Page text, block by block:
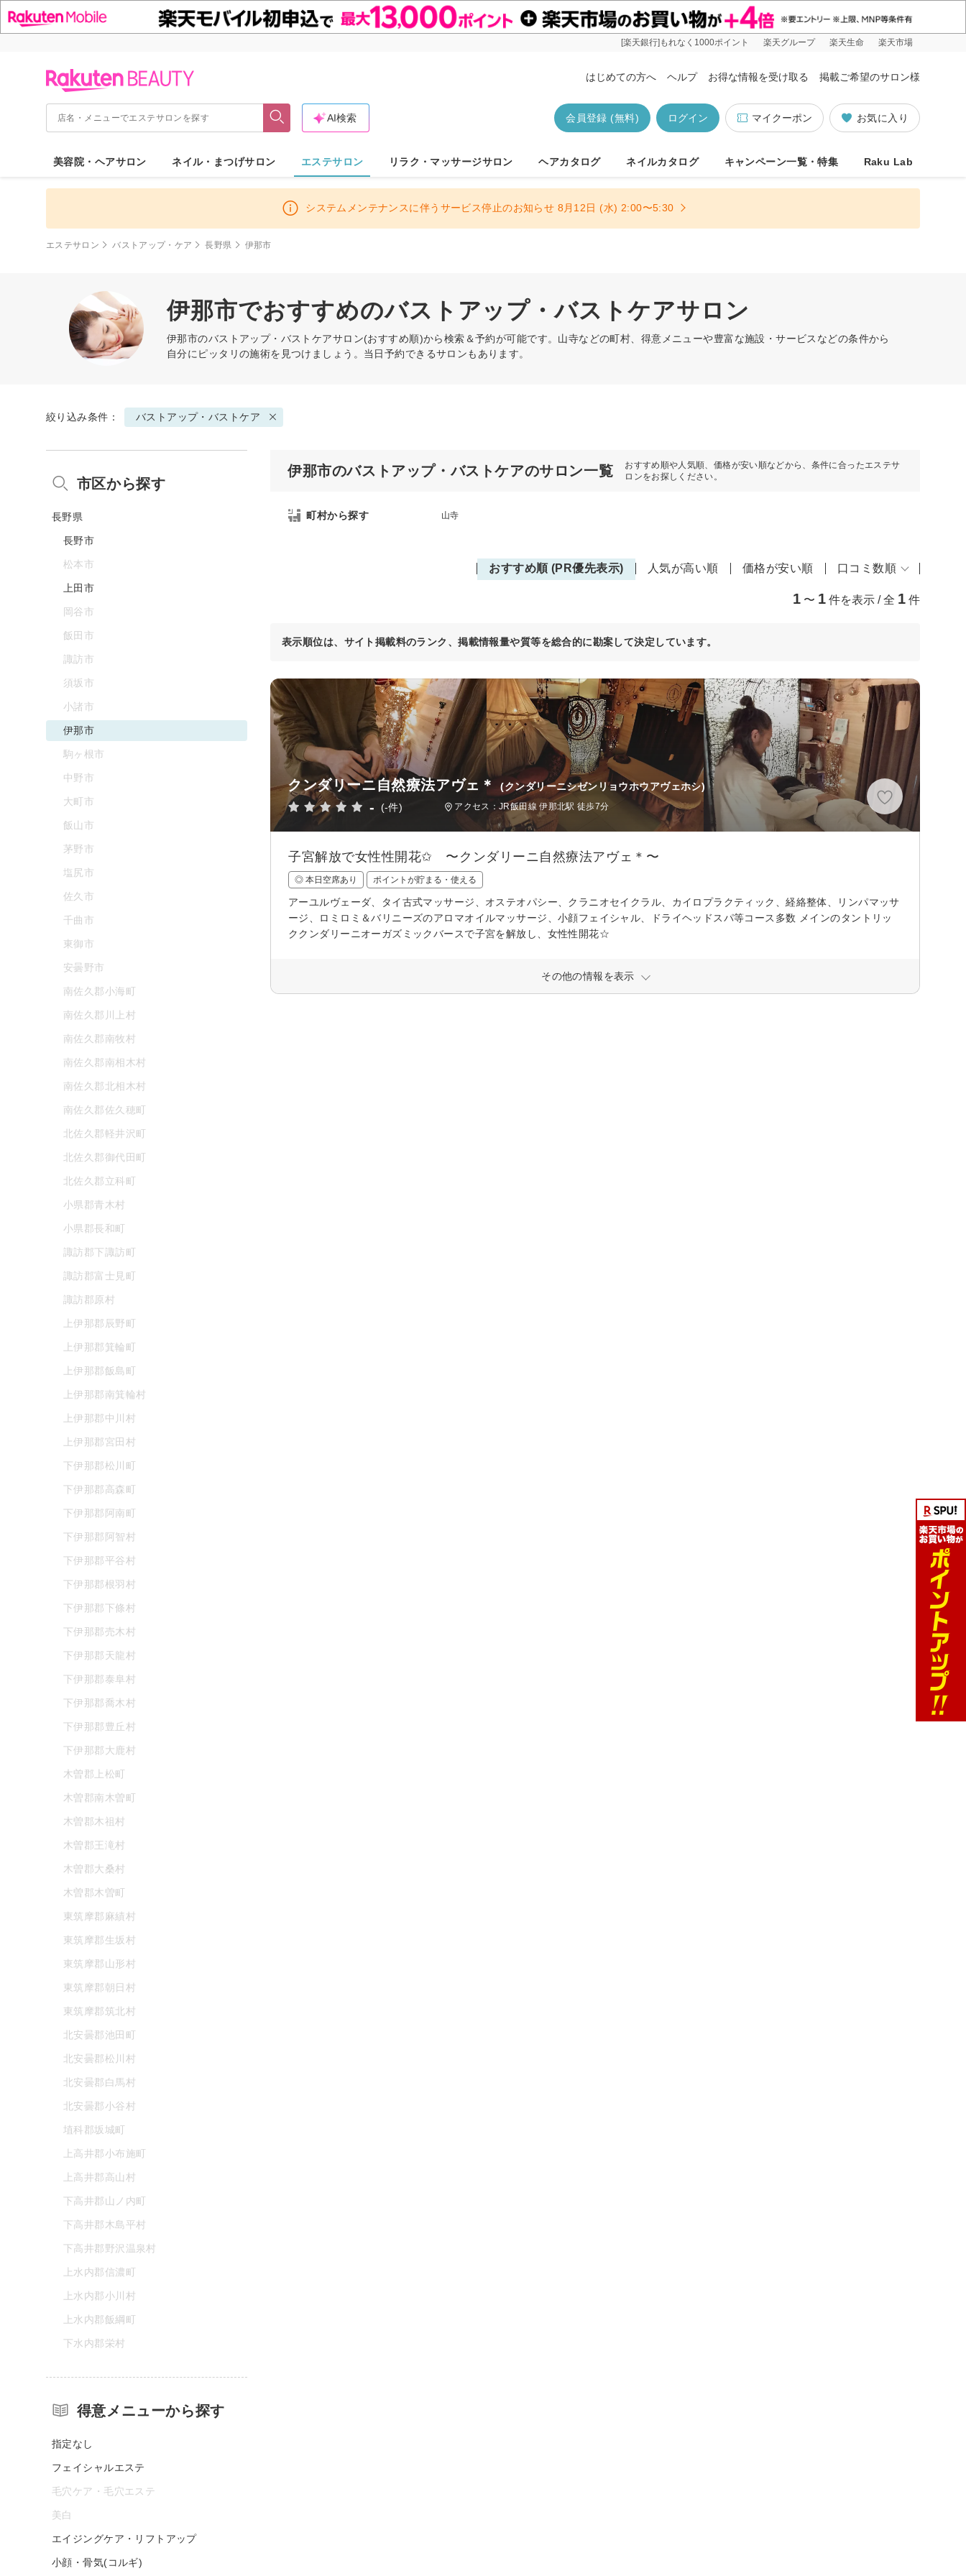
[楽天銀行]もれなく1000ポイント 楽天グループ 楽天生命 楽天市場
はじめての方へ ヘルプ お得な情報を受け取る 掲載ご希望のサロン様
お気に入り
マイクーポン
ログイン
会員登録 (無料)
AI検索
美容院・ヘアサロン ネイル・まつげサロン エステサロン リラク・マッサージサロン ヘアカタログ ネイルカタログ キャンペーン一覧・特集 Raku Lab
システムメンテナンスに伴うサービス停止のお知らせ 8月12日 (水) 2:00〜5:30
エステサロン バストアップ・ケア 長野県 伊那市
伊那市でおすすめのバストアップ・バストケアサロン
伊那市のバストアップ・バストケアサロン(おすすめ順)から検索＆予約が可能です。山寺などの町村、得意メニューや豊富な施設・サービスなどの条件から
自分にピッタリの施術を見つけましょう。当日予約できるサロンもあります。
絞り込み条件： バストアップ・バストケア
伊那市のバストアップ・バストケアのサロン一覧
おすすめ順や人気順、価格が安い順などから、条件に合ったエステサ
ロンをお探しください。
町村から探す 山寺
おすすめ順 (PR優先表示) 人気が高い順 価格が安い順 口コミ数順
1 〜 1 件を表示 / 全 1 件
表示順位は、サイト掲載料のランク、掲載情報量や質等を総合的に勘案して決定しています。
クンダリーニ自然療法アヴェ＊ (クンダリーニシゼンリョウホウアヴェホシ)
- (-件) アクセス：JR飯田線 伊那北駅 徒歩7分
子宮解放で女性性開花✩ 〜クンダリーニ自然療法アヴェ＊〜
◎ 本日空席あり ポイントが貯まる・使える
アーユルヴェーダ、タイ古式マッサージ、オステオパシー、クラニオセイクラル、カイロプラクティック、経絡整体、リンパマッサ
ージ、ロミロミ＆バリニーズのアロマオイルマッサージ、小顔フェイシャル、ドライヘッドスパ等コース多数 メインのタントリッ
ククンダリーニオーガズミックバースで子宮を解放し、女性性開花☆
その他の情報を表示
市区から探す
長野県
長野市
松本市
上田市
岡谷市
飯田市
諏訪市
須坂市
小諸市
伊那市
駒ヶ根市
中野市
大町市
飯山市
茅野市
塩尻市
佐久市
千曲市
東御市
安曇野市
南佐久郡小海町
南佐久郡川上村
南佐久郡南牧村
南佐久郡南相木村
南佐久郡北相木村
南佐久郡佐久穂町
北佐久郡軽井沢町
北佐久郡御代田町
北佐久郡立科町
小県郡青木村
小県郡長和町
諏訪郡下諏訪町
諏訪郡富士見町
諏訪郡原村
上伊那郡辰野町
上伊那郡箕輪町
上伊那郡飯島町
上伊那郡南箕輪村
上伊那郡中川村
上伊那郡宮田村
下伊那郡松川町
下伊那郡高森町
下伊那郡阿南町
下伊那郡阿智村
下伊那郡平谷村
下伊那郡根羽村
下伊那郡下條村
下伊那郡売木村
下伊那郡天龍村
下伊那郡泰阜村
下伊那郡喬木村
下伊那郡豊丘村
下伊那郡大鹿村
木曽郡上松町
木曽郡南木曽町
木曽郡木祖村
木曽郡王滝村
木曽郡大桑村
木曽郡木曽町
東筑摩郡麻績村
東筑摩郡生坂村
東筑摩郡山形村
東筑摩郡朝日村
東筑摩郡筑北村
北安曇郡池田町
北安曇郡松川村
北安曇郡白馬村
北安曇郡小谷村
埴科郡坂城町
上高井郡小布施町
上高井郡高山村
下高井郡山ノ内町
下高井郡木島平村
下高井郡野沢温泉村
上水内郡信濃町
上水内郡小川村
上水内郡飯綱町
下水内郡栄村
得意メニューから探す
指定なし
フェイシャルエステ
毛穴ケア・毛穴エステ
美白
エイジングケア・リフトアップ
小顔・骨気(コルギ)